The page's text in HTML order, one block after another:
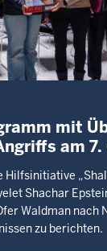
mit
am
Hilfsinitiative
Shachar
Waldman nach
zu berichten.